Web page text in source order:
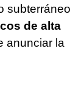
subterráneo
de alta
anunciar la